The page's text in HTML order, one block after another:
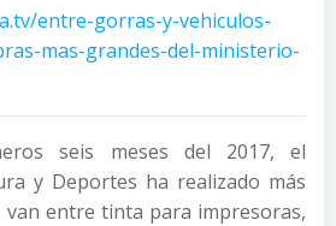
entre-gorras-y-vehiculos-
mas-grandes-del-ministerio-
seis meses del 2017, el
y Deportes ha realizado más
van entre tinta para impresoras,